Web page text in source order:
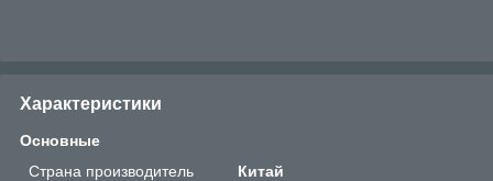
Характеристики
Основные
Страна производитель
Китай